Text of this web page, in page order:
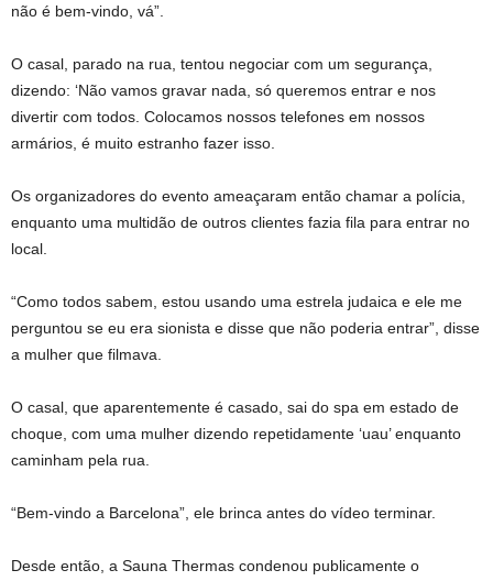
não é bem-vindo, vá”.
O casal, parado na rua, tentou negociar com um segurança,
dizendo: ‘Não vamos gravar nada, só queremos entrar e nos
divertir com todos. Colocamos nossos telefones em nossos
armários, é muito estranho fazer isso.
Os organizadores do evento ameaçaram então chamar a polícia,
enquanto uma multidão de outros clientes fazia fila para entrar no
local.
“Como todos sabem, estou usando uma estrela judaica e ele me
perguntou se eu era sionista e disse que não poderia entrar”, disse
a mulher que filmava.
O casal, que aparentemente é casado, sai do spa em estado de
choque, com uma mulher dizendo repetidamente ‘uau’ enquanto
caminham pela rua.
“Bem-vindo a Barcelona”, ele brinca antes do vídeo terminar.
Desde então, a Sauna Thermas condenou publicamente o